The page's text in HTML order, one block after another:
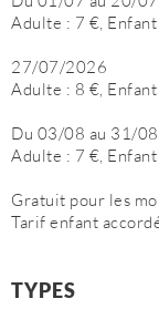
Adulte : 7 €, Enfant
27/07/2026
Adulte : 8 €, Enfant
Du 03/08 au 31/
Adulte : 7 €, Enfant
Gratuit pour les
Tarif enfant
TYPES